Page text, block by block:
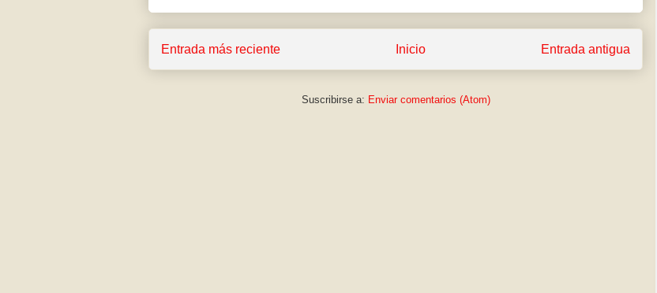
Entrada más reciente Entrada antigua
Inicio
Suscribirse a: Enviar comentarios (Atom)